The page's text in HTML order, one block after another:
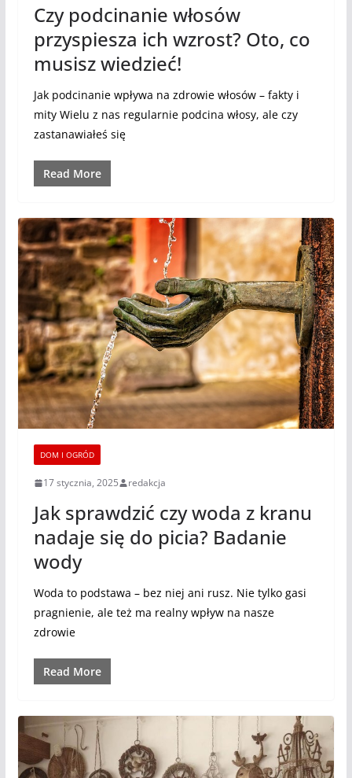
Czy podcinanie włosów
przyspiesza ich wzrost? Oto, co
musisz wiedzieć!
Jak podcinanie wpływa na zdrowie włosów – fakty i
mity Wielu z nas regularnie podcina włosy, ale czy
zastanawiałeś się
Read More
DOM I OGRÓD
17 stycznia, 2025 redakcja
Jak sprawdzić czy woda z kranu
nadaje się do picia? Badanie
wody
Woda to podstawa – bez niej ani rusz. Nie tylko gasi
pragnienie, ale też ma realny wpływ na nasze
zdrowie
Read More